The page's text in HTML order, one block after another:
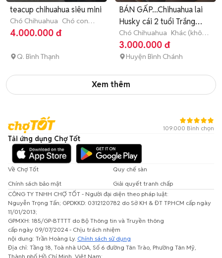
teacup chihuahua siêu mini
Chó Chihuahua Chó con
(dưới 3 tháng tuổi)
4.000.000 đ
Q. Bình Thạnh
BÁN GẤP...Chihuahua lai
Husky cái 2 tuổi Trắng
xám
Chó Chihuahua Khác (không
xác định được)
3.000.000 đ
Huyện Bình Chánh
Xem thêm
109.000 Bình chọn
Tải ứng dụng Chợ Tốt
Về Chợ Tốt
Quy chế sàn
Chính sách bảo mật
Giải quyết tranh chấp
CÔNG TY TNHH CHỢ TỐT - Người đại diện theo pháp luật:
Nguyễn Trọng Tấn; GPDKKD: 0312120782 do Sở KH & ĐT TP.HCM cấp ngày
11/01/2013;
GPMXH: 185/GP-BTTTT do Bộ Thông tin và Truyền thông
cấp ngày 09/07/2024 - Chịu trách nhiệm
nội dung: Trần Hoàng Ly. Chính sách sử dụng
Địa chỉ: Tầng 18, Toà nhà UOA, Số 6 đường Tân Trào, Phường Tân Mỹ,
Thành phố Hồ Chí Minh, Việt Nam;